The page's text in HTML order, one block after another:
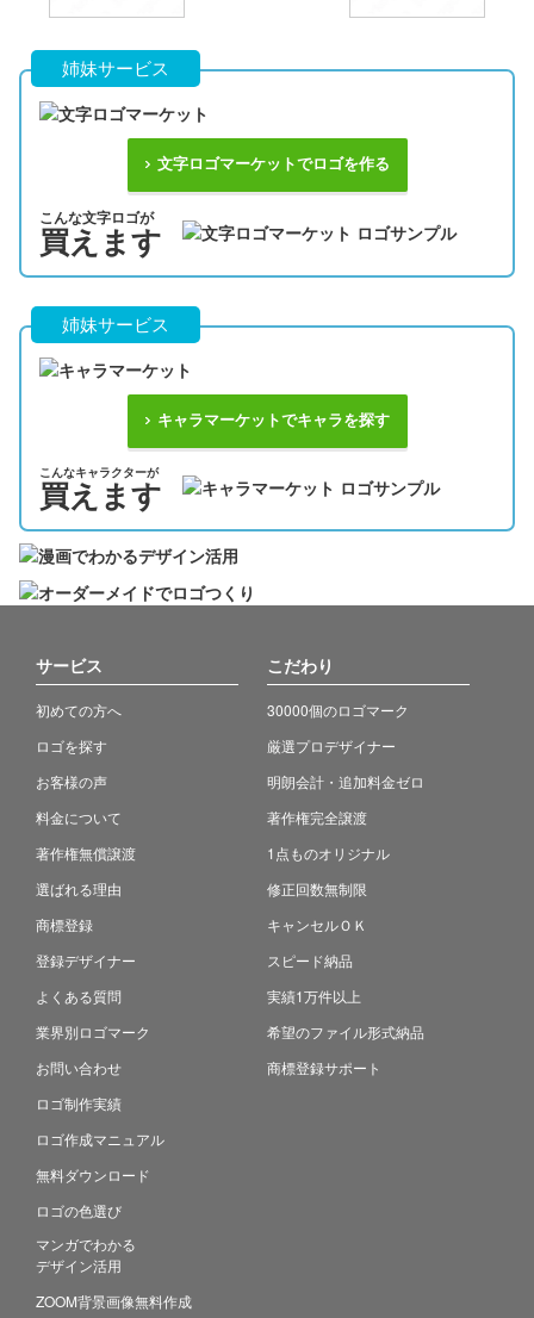
姉妹サービス
文字ロゴマーケットでロゴを作る
こんな文字ロゴが
買えます
姉妹サービス
キャラマーケットでキャラを探す
こんなキャラクターが
買えます
サービス
初めての方へ
ロゴを探す
お客様の声
料金について
著作権無償譲渡
選ばれる理由
商標登録
登録デザイナー
よくある質問
業界別ロゴマーク
お問い合わせ
ロゴ制作実績
ロゴ作成マニュアル
無料ダウンロード
ロゴの色選び
マンガでわかる
デザイン活用
ZOOM背景画像無料作成
こだわり
30000個のロゴマーク
厳選プロデザイナー
明朗会計・追加料金ゼロ
著作権完全譲渡
1点ものオリジナル
修正回数無制限
キャンセルＯＫ
スピード納品
実績1万件以上
希望のファイル形式納品
商標登録サポート